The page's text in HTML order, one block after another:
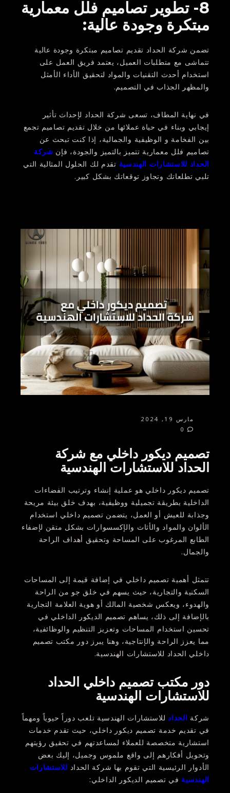
8- تطوير تصاميم فلل معمارية
مبتكرة وجودة عالية:
تضمن شركة الحداد تقديم تصاميم مبتكرة وجودة عالية
تتماشى مع متطلبات العميل، يعتمد فريق العمل على
استخدام أحدث التقنيات والمواد لتحقيق الأداء الأمثل
والمظهر الجذاب في التصميم.
في نهاية المطاف، تسعى شركة الحداد لإحداث تأثير
إيجابي وبناء في حياة عملائها من خلال تقديم تصاميم تجمع
بين الفخامة و الوظيفية والجمالية، إذا كنت تبحث عن
تصاميم فلل معمارية تتميز بالتميز والجودة، فإن شركة
الحداد للاستشارات الهندسية تقدم لك الحلول المثالية التي
تلبي تطلعاتك وتجاوز توقعاتك بشكل كبير.
مارس 19, 2024
تصميم ديكور داخلي مع شركة
الحداد للاستشارات الهندسية
تصميم ديكور داخلي هو عملية إنشاء وترتيب الفضاءات
الداخلية بطريقة تجميلية ووظيفية، بهدف خلق بيئة مريحة
وجذابة للعيش أو العمل، يتضمن تصميم داخلي استخدام
الألوان والمواد والأثاث والإكسسوارات بشكل متقن لإضفاء
الطابع المرغوب على المساحة وتحقيق أهداف الراحة
والجمال.
تتمثل أهمية تصميم داخلي في إضافة قيمة إلى المساحات
السكنية والتجارية، حيث يسهم في خلق جو من الراحة
والهدوء، ويعكس شخصية المالك أو هوية العلامة التجارية
بالإضافة إلى ذلك، يساهم تصميم الديكور الداخلي في
تحسين استخدام المساحات وتعزيز التنظيم والوظائفية،
مما يعزز الراحة والإنتاجية، وهنا يبرز دور مكتب تصميم
داخلي الحداد للاستشارات الهندسية.
دور مكتب تصميم داخلي الحداد
للاستشارات الهندسية
شركة الحدادللاستشارات الهندسية تلعب دوراً حيوياً ومهماً
في تقديم خدمة تصميم ديكور داخلي، حيث تقدم خدمات
استشارية متخصصة للعملاء لمساعدتهم في تحقيق رؤيتهم
وتحويل أفكارهم إلى واقع ملموس وجميل، إليك بعض
الأدوار الرئيسية التي تقوم بها شركة الحداد للاستشارات
الهندسية في تصميم الديكور الداخلي: